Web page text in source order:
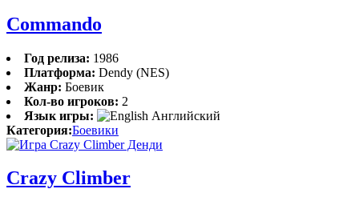
Commando
Год релиза: 1986
Платформа: Dendy (NES)
Жанр: Боевик
Кол-во игроков: 2
Язык игры:
Английский
Категория:Боевики
Crazy Climber